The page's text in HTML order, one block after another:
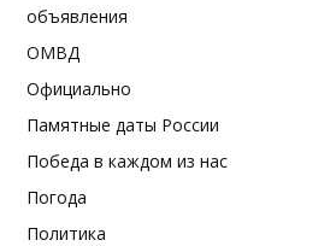
объявления
ОМВД
Официально
Памятные даты России
Победа в каждом из нас
Погода
Политика